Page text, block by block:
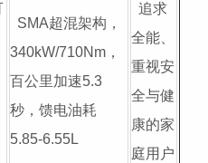
SMA超混架构，
340kW/710Nm，
百公里加速5.3
秒，馈电油耗
5.85-6.55L
追求
全能、
重视安
全与健
康的家
庭用户